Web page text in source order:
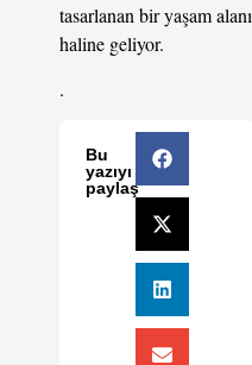
tasarlanan bir yaşam alanı
haline geliyor.
.
Bu
yazıyı
paylaş